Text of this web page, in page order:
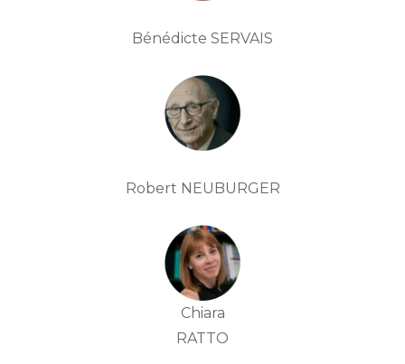
Bénédicte SERVAIS
Robert NEUBURGER
Chiara
RATTO